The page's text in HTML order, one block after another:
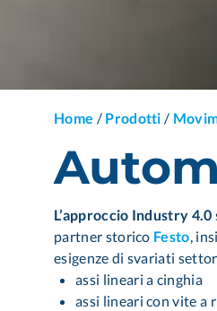
Home / Prodotti /
L’approccio Industry 4.0
partner storico Festo,
esigenze di svariati
assi lineari a cinghia
assi lineari con vite a